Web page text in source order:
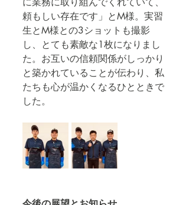
頼もしい存在です」とM様。実習
生とM様との3ショットも撮影
し、とても素敵な1枚になりまし
た。お互いの信頼関係がしっかり
と築かれていることが伝わり、私
たちも心が温かくなるひとときで
した。